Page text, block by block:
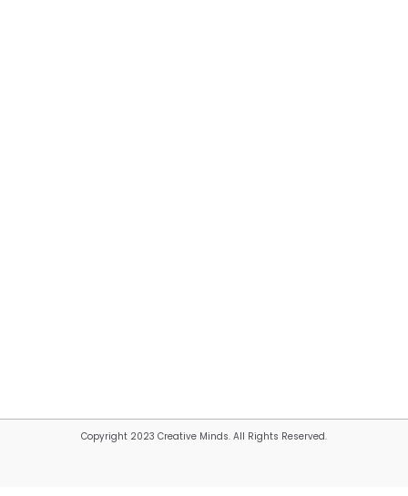
Copyright 2023 Creative Minds. All Rights Reserved.